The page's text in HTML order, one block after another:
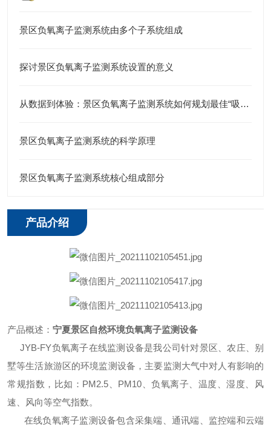
景区负氧离子监测系统由多个子系统组成
探讨景区负氧离子监测系统设置的意义
从数据到体验：景区负氧离子监测系统如何规划最佳“吸氧”路线？
景区负氧离子监测系统的科学原理
景区负氧离子监测系统核心组成部分
产品介绍
产品概述： 宁夏景区自然环境负氧离子监测设备
JYB-FY负氧离子在线监测设备是我公司针对景区、农庄、别
墅等生活旅游区的环境监测设备，主要监测大气中对人有影响的
常规指数，比如： PM2.5 PM10 、负氧离子、温度、湿度、风
速、风向等空气指数。
在线负氧离子监测设备包含采集端、通讯端、监控端和云端